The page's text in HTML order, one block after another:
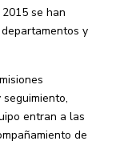
se han
y
entran a las
de